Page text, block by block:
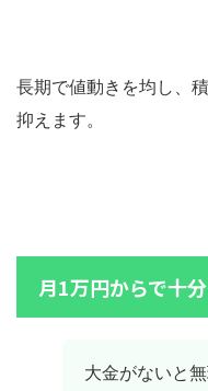
長期で値動きを均し、
抑えます。
月1万円からで十
大金がないと